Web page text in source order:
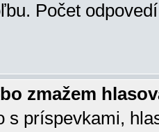
Počet
zmažem
s príspevkami,